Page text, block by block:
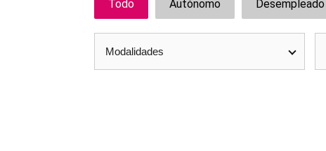
Todo Autónomo Desempleado
Modalidades